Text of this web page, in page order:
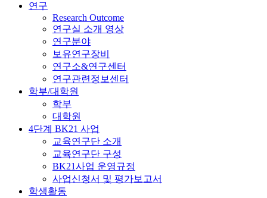
연구
Research Outcome
연구실 소개 영상
연구분야
보유연구장비
연구소&연구센터
연구관련정보센터
학부/대학원
학부
대학원
4단계 BK21 사업
교육연구단 소개
교육연구단 구성
BK21사업 운영규정
사업신청서 및 평가보고서
학생활동